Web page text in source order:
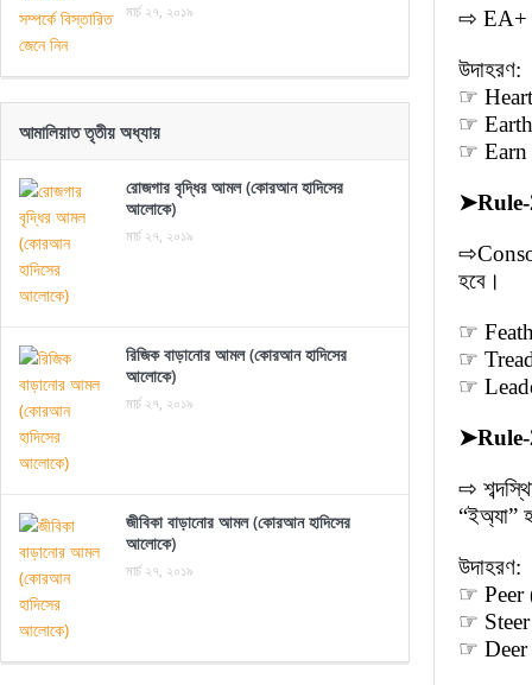
⇨ EA+
উদাহরণ:
☞ Heart
☞ Earth
☞ Earn
➤
হবে।
☞
☞
☞
➤
⇨
“ইঅ্যা”
উদাহরণ:
☞ Peer
☞ Steer
☞ Deer
মার্চ ২৭, ২০১৯
আমালিয়াত তৃতীয় অধ্যায়
রোজগার বৃদ্ধির আমল (কোরআন হাদিসের
আলোকে)
মার্চ ২৭, ২০১৯
রিজিক বাড়ানোর আমল (কোরআন হাদিসের
আলোকে)
মার্চ ২৭, ২০১৯
জীবিকা বাড়ানোর আমল (কোরআন হাদিসের
আলোকে)
মার্চ ২৭, ২০১৯